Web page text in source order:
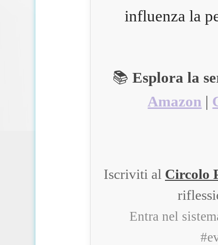
influenza la
📚Esplora la
Amazon |
Iscriviti al Circolo
Entra nel